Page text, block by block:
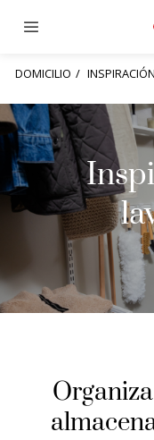
DOMICILIO INSPIRACIÓN